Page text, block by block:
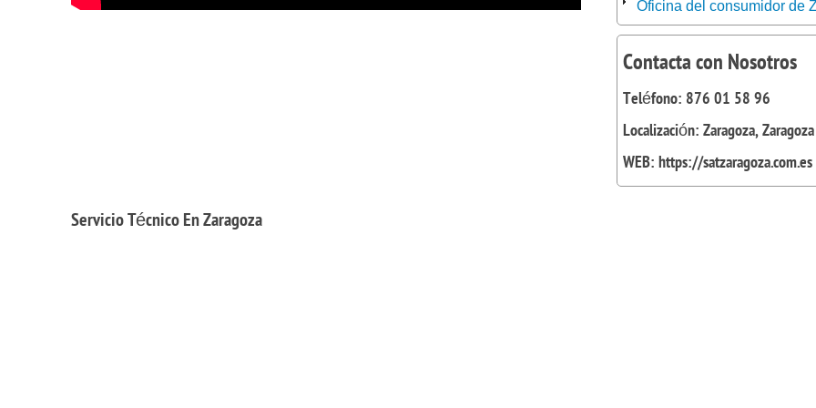
Oficina del consumidor de
Contacta con Nosotros
Teléfono: 876 01 58 96
Localización: Zaragoza, Zaragoza
WEB: https://satzaragoza.com.es
ServicioTécnico En Zaragoza